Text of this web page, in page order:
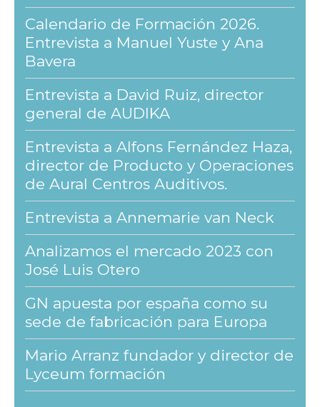
Calendario de Formación 2026.
Entrevista a Manuel Yuste y Ana
Bavera
Entrevista a David Ruiz, director
general de AUDIKA
Entrevista a Alfons Fernández Haza,
director de Producto y Operaciones
de Aural Centros Auditivos.
Entrevista a Annemarie van Neck
Analizamos el mercado 2023 con
José Luis Otero
GN apuesta por españa como su
sede de fabricación para Europa
Mario Arranz fundador y director de
Lyceum formación